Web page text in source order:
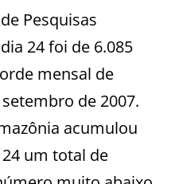
Pesquisas
24 foi de 6.085
mensal de
de 2007.
acumulou
um total de